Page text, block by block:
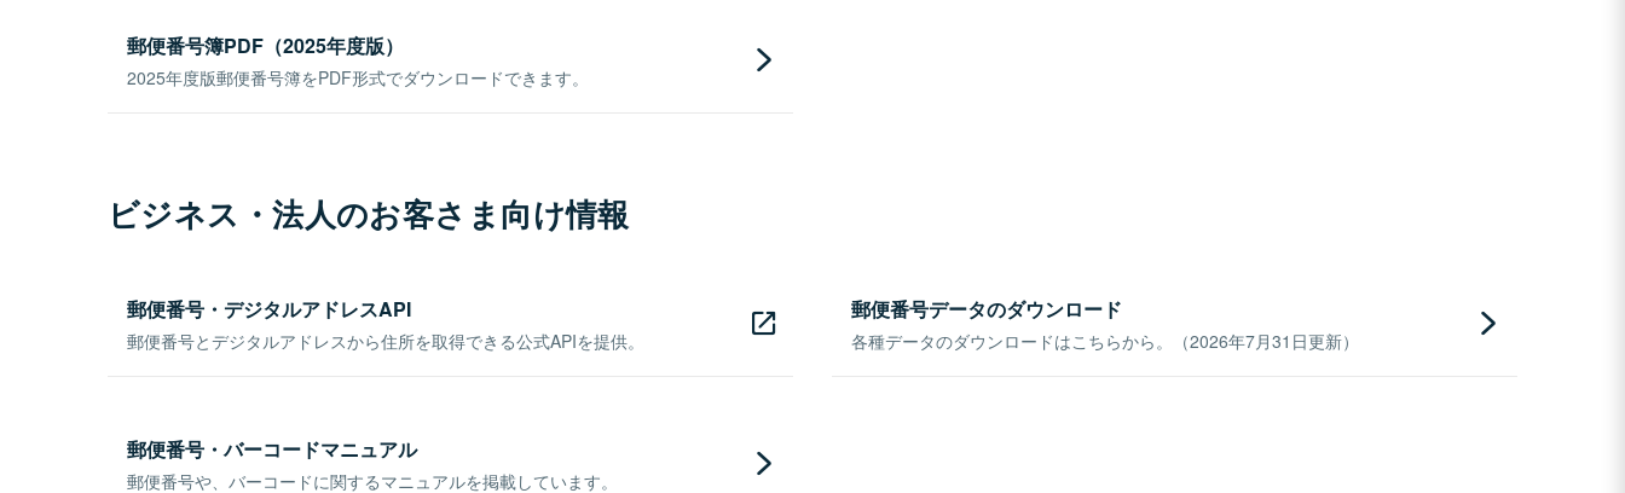
郵便番号簿PDF（2025年度版）
2025年度版郵便番号簿をPDF形式でダウンロードできます。
ビジネス・法人のお客さま向け情報
郵便番号・デジタルアドレスAPI
郵便番号とデジタルアドレスから住所を取得できる公式APIを提供。
郵便番号データのダウンロード
各種データのダウンロードはこちらから。（2026年7月31日更新）
郵便番号・バーコードマニュアル
郵便番号や、バーコードに関するマニュアルを掲載しています。